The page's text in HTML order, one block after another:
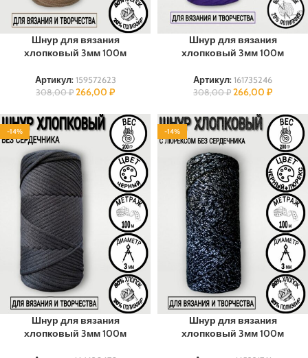
Шнур для вязания
хлопковый 3мм 100м
Артикул: 159572623
308,00₽ 266,00 ₽
Шнур для вязания
хлопковый 3мм 100м
Артикул: 161735246
308,00₽ 266,00 ₽
-14%
100% ХЛОПОК
Шнур для вязания
хлопковый 3мм 100м
-14%
ЛЮРЕКС
100% ХЛОПОК
Шнур для вязания
хлопковый 3мм 100м